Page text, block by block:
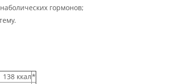
гормонов;
ккал*